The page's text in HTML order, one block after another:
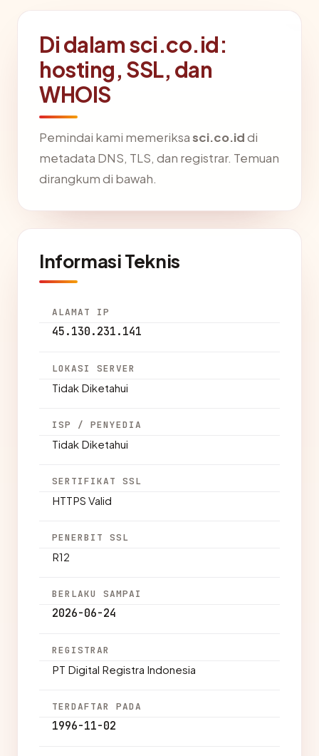
Di dalam sci.co.id:
hosting, SSL, dan
WHOIS
Pemindai kami memeriksasci.co.iddi
metadata DNS, TLS, dan registrar. Temuan
dirangkum di bawah.
Informasi Teknis
ALAMAT IP
45.130.231.141
LOKASI SERVER
Tidak Diketahui
ISP / PENYEDIA
Tidak Diketahui
SERTIFIKAT SSL
HTTPS Valid
PENERBIT SSL
R12
BERLAKU SAMPAI
2026-06-24
REGISTRAR
PT Digital Registra Indonesia
TERDAFTAR PADA
1996-11-02